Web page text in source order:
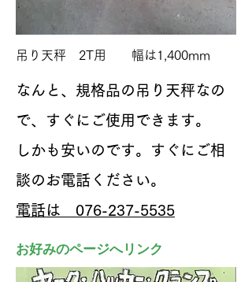
吊り天秤 2T用 幅は1,400mm
なんと、規格品の吊り天秤なの
で、すぐにご使用できます。
しかも安いのです。すぐにご相
談のお電話ください。
電話は 076-237-5535
​お好みのページへリンク